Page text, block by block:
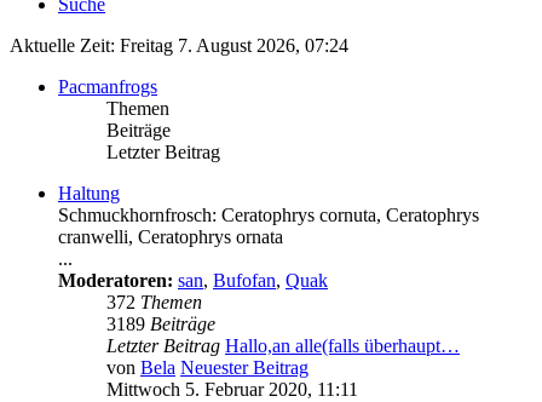
Suche
Aktuelle Zeit: Freitag 7. August 2026, 07:24
Pacmanfrogs
Themen
Beiträge
Letzter Beitrag
Haltung
Schmuckhornfrosch: Ceratophrys cornuta, Ceratophrys
cranwelli, Ceratophrys ornata
...
Moderatoren: san, Bufofan, Quak
372 Themen
3189 Beiträge
Letzter Beitrag Hallo,an alle(falls überhaupt…
von Bela Neuester Beitrag
Mittwoch 5. Februar 2020, 11:11